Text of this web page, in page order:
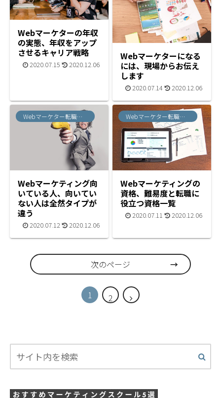
Webマーケターの年収
の実態、年収をアップ
させるキャリア戦略
2020.07.15 2020.12.06
Webマーケターになる
には、現場からお伝え
します
2020.07.14 2020.12.06
Webマーケター転職ノウハウ
Webマーケティング向
いている人、向いてい
ない人は全然タイプが
違う
2020.07.12 2020.12.06
Webマーケター転職ノウハウ
Webマーケティングの
資格、難易度と転職に
役立つ資格一覧
2020.07.11 2020.12.06
次のページ
1 2